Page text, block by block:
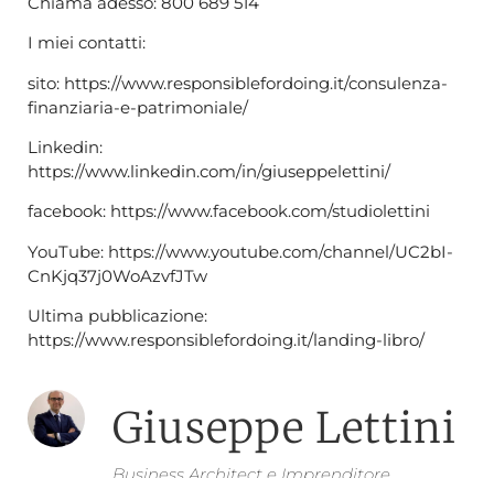
I miei contatti:
sito: https://www.responsiblefordoing.it/consulenza-
finanziaria-e-patrimoniale/
Linkedin:
https://www.linkedin.com/in/giuseppelettini/
facebook: https://www.facebook.com/studiolettini
YouTube: https://www.youtube.com/channel/UC2bI-
CnKjq37j0WoAzvfJTw
Ultima pubblicazione:
https://www.responsiblefordoing.it/landing-libro/
Giuseppe Lettini